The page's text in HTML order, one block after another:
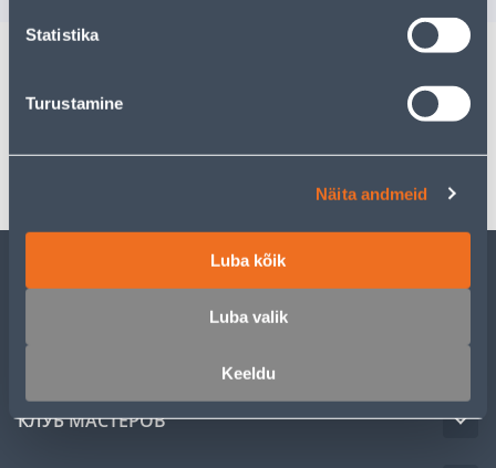
Statistika
Turustamine
Näita andmeid
Luba kõik
Luba valik
Keeldu
Спецификация
Транспорт
ОБСЛУЖИВАНИЕ ЧАСТНЫХ КЛИЕНТОВ
КЛУБ МАСТЕРОВ